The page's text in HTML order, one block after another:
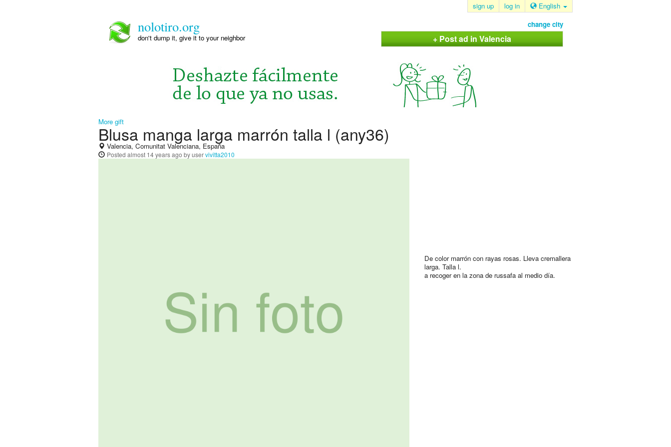
sign up log in English
nolotiro.org
don't dump it, give it to your neighbor
change city
+ Post ad in Valencia
More gift
Blusa manga larga marrón talla l (any36)
Valencia, Comunitat Valenciana, España
Posted almost 14 years ago by uservivitta2010
De color marrón con rayas rosas. Lleva cremallera
larga. Talla l.
a recoger en la zona de russafa al medio día.